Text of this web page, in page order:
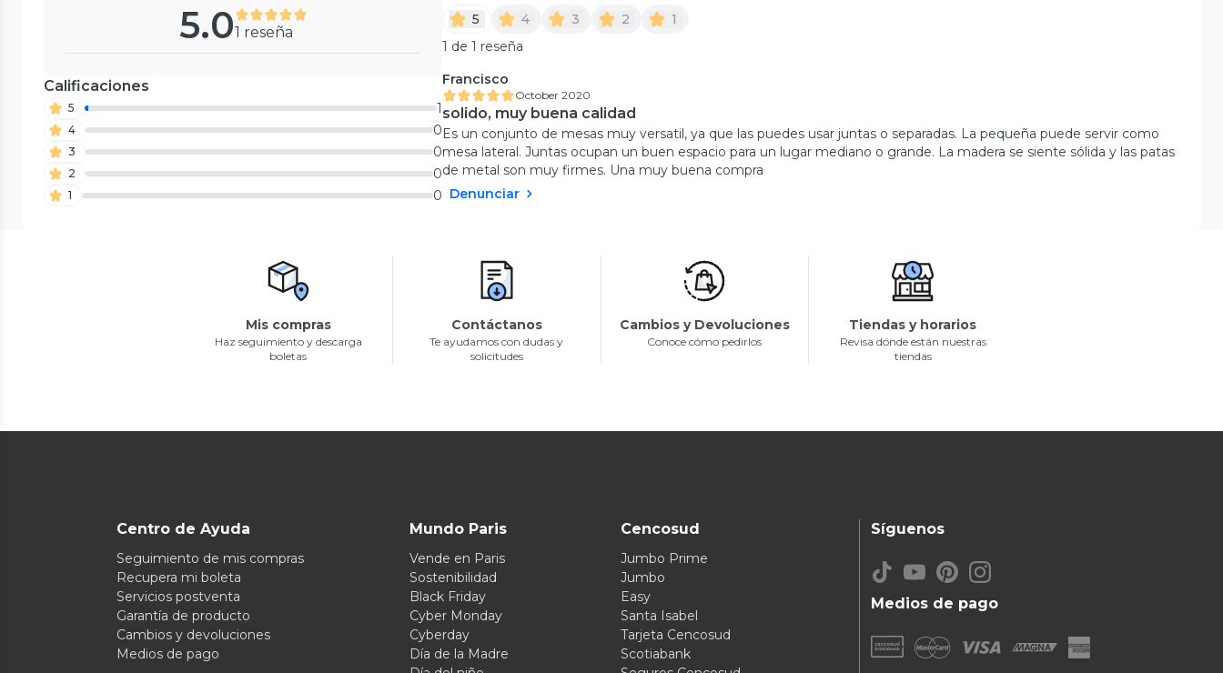
5.01 reseña
Calificaciones
5 1
4 0
3 0
2 0
1 0
5 4 3 2
1
1 de 1 reseña
Francisco
October 2020
solido, muy buena calidad
Es un conjunto de mesas muy versatil, ya que las puedes usar juntas o separadas. La pequeña puede servir como
mesa lateral. Juntas ocupan un buen espacio para un lugar mediano o grande. La madera se siente sólida y las patas
de metal son muy firmes. Una muy buena compra
Denunciar
Mis compras
Haz seguimiento y descarga
boletas
Contáctanos
Te ayudamos con dudas y
solicitudes
Cambios y Devoluciones
Conoce cómo pedirlos
Tiendas y horarios
Revisa dónde están nuestras
tiendas
Centro de Ayuda
Seguimiento de mis compras
Recupera mi boleta
Servicios postventa
Garantía de producto
Cambios y devoluciones
Medios de pago
Mundo Paris
Vende en Paris
Sostenibilidad
Black Friday
Cyber Monday
Cyberday
Día de la Madre
Cencosud
Jumbo Prime
Jumbo
Easy
Santa Isabel
Tarjeta Cencosud
Scotiabank
Medios de pago
Síguenos